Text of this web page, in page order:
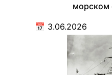
морском
📅 3.06.2026